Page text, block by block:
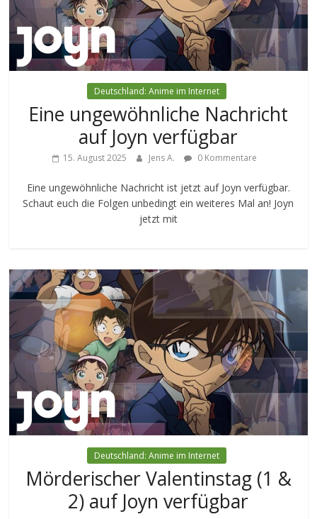
Deutschland: Anime im Internet
Eine ungewöhnliche Nachricht
auf Joyn verfügbar
15. August 2025 Jens A. 0 Kommentare
Eine ungewöhnliche Nachricht ist jetzt auf Joyn verfügbar.
Schaut euch die Folgen unbedingt ein weiteres Mal an! Joyn
jetzt mit
Deutschland: Anime im Internet
Mörderischer Valentinstag (1 &
2) auf Joyn verfügbar